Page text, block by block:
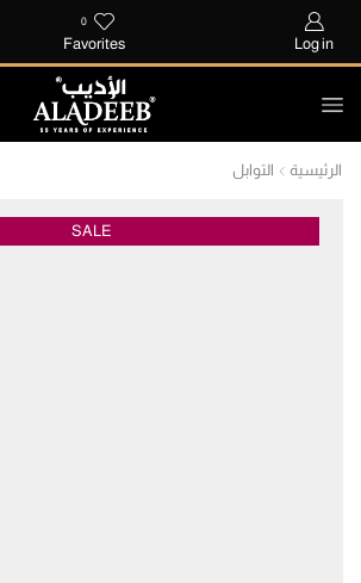
Log in
0
Favorites
الرئيسية التوابل
SALE